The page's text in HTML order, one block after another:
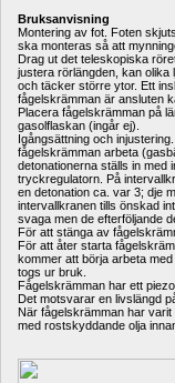
Bruksanvisning
Montering av fot. Foten
ska monteras så att
Drag ut det teleskopiska
justera rörlängden, kan olika
och täcker större ytor. Ett
fågelskrämman är ansluten
Placera fågelskrämman på
gasolflaskan (ingår ej).
Igångsättning och
fågelskrämman arbeta
detonationerna ställs in med
tryckregulatorn. På
en detonation ca. var 3; dje
intervallkranen tills önskad
svaga men de efterföljande
För att stänga av
För att åter starta
kommer att börja arbeta
togs ur bruk.
Fågelskrämman har ett
Det motsvarar en livslängd
När fågelskrämman har
med rostskyddande olja